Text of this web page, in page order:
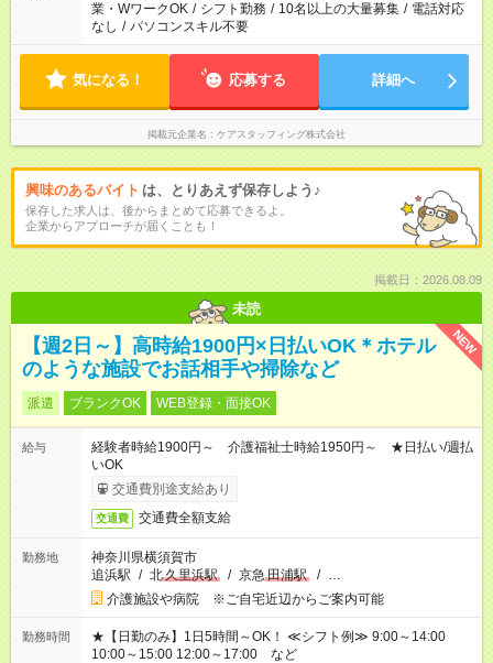
業・WワークOK / シフト勤務 / 10名以上の大量募集 / 電話対応
なし / パソコンスキル不要
気になる！ 応募する 詳細へ
掲載元企業名 ケアスタッフィング株式会社
興味のあるバイト は、とりあえず保存しよう♪
保存した求人は、後からまとめて応募できるよ。
企業からアプローチが届くことも！
掲載日：2026.08.09
未読
NEW
【週2日～】高時給1900円×日払いOK＊ホテル
のような施設でお話相手や掃除など
派遣 ブランクOK WEB登録・面接OK
給与
経験者時給1900円～ 介護福祉士時給1950円～ ★日払い/週払
いOK
交通費別途支給あり
交通費 交通費全額支給
勤務地
神奈川県横須賀市
追浜駅 / 北久里浜駅 / 京急 田浦駅 / …
介護施設や病院 ※ご自宅近辺からご案内可能
勤務時間
★【日勤のみ】1日5時間～OK！ ≪シフト例≫ 9:00～14:00
10:00～15:00 12:00～17:00 など